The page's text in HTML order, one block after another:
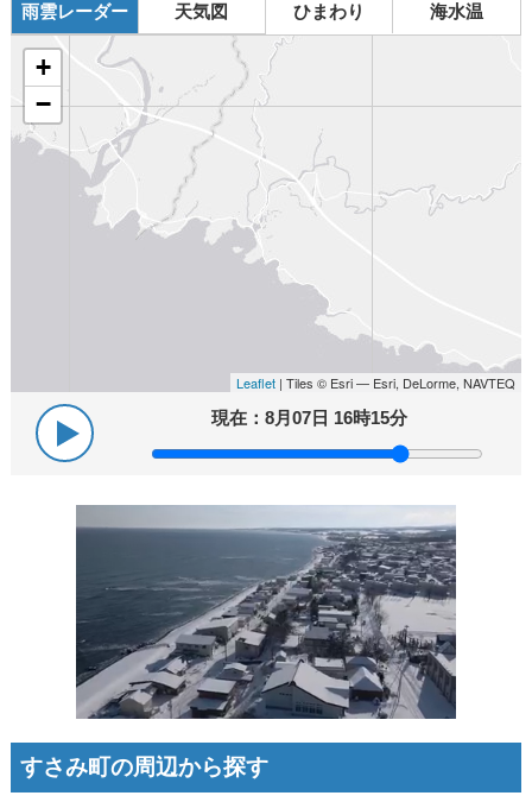
雨雲レーダー 天気図 ひまわり 海水温
+
−
Leaflet | Tiles © Esri — Esri, DeLorme, NAVTEQ
現在：8月07日 16時15分
すさみ町の周辺から探す